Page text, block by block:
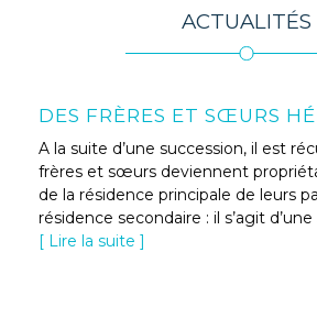
ACTUALITÉS
A la suite d’une succession, il est
frères et sœurs deviennent
de la résidence principale de leurs
résidence secondaire : il s’agit d’une
Lire la suite